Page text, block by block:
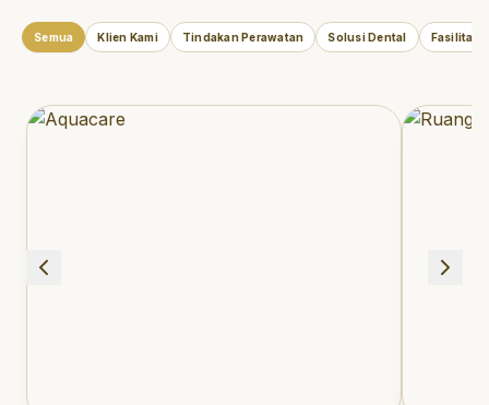
Semua Klien Kami Tindakan Perawatan Solusi Dental Fasilitas